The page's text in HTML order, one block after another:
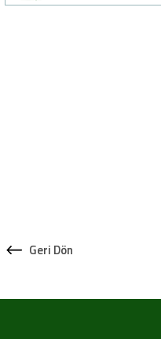
Geri Dön